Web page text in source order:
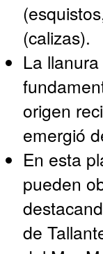
(calizas).
La
origen
emergió
En esta
pueden
de